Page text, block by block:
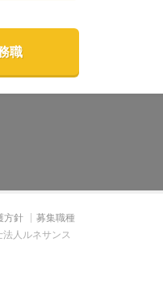
職
方針
募集職種
人ルネサンス